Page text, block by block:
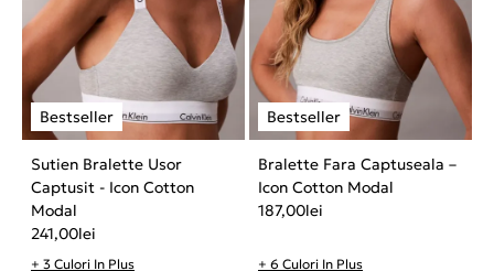
Sutien Bralette Usor
Captusit - Icon Cotton
Modal
241,00lei
+ 3 Culori In Plus
Bralette Fara Captuseala –
Icon Cotton Modal
187,00lei
+ 6 Culori In Plus